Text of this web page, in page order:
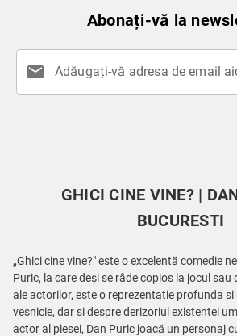
Abonați-vă la
mail Adăugați-vă adresa de email
GHICI CINE VINE? |
BUCURESTI
„Ghici cine vine?" este o excelentă comedie
Puric, la care deși se râde copios la jocul
ale actorilor, este o reprezentatie profunda
vesnicie, dar si despre derizoriul existentei
actor al piesei, Dan Puric joacă un personaj